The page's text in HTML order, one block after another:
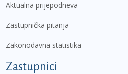
Aktualna prijepodneva
Zastupnička pitanja
Zakonodavna statistika
Zastupnici